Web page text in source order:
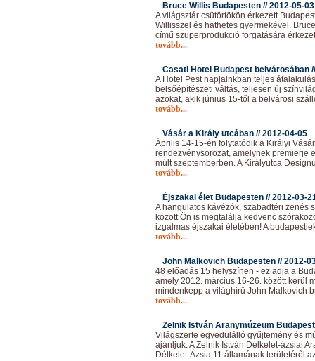
Bruce Willis Budapesten //2012-05-03
A világsztár csütörtökön érkezett
Willisszel és hathetes gyermekével.
című szuperprodukció forgatására
tovább...
Casati Hotel Budapest belvárosában
A Hotel Pest napjainkban teljes
belsőépítészeti váltás, teljesen új
azokat, akik június 15-től a belvárosi
tovább...
Vásár a Király utcában //2012-04-05
Április 14-15-én folytatódik a Királyi
rendezvénysorozat, amelynek premierje
múlt szeptemberben. A Királyutca
tovább...
Éjszakai élet Budapesten //2012-03-
A hangulatos kávézók, szabadtéri zenés
között Ön is megtalálja kedvenc
izgalmas éjszakai életében! A
tovább...
John Malkovich Budapesten //2012-
48 előadás 15 helyszínen - ez adja a
amely 2012. március 16-26. között kerül
mindenképp a világhírű John Malkovich
tovább...
Zelnik István Aranymúzeum
Világszerte egyedülálló gyűjtemény és
ajánljuk. A Zelnik István Délkelet-ázsiai
Délkelet-Ázsia 11 államának területéről